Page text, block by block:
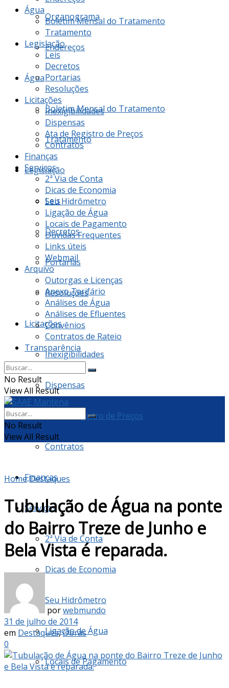
Organograma
Endereços
Água
Boletim Mensal do Tratamento
Tratamento
Legislação
Leis
Decretos
Portarias
Resoluções
Licitações
Inexigibilidades
Dispensas
Ata de Registro de Preços
Contratos
Finanças
Serviços
2ª Via de Conta
Dicas de Economia
Seu Hidrômetro
Ligação de Água
Locais de Pagamento
Água
Boletim Mensal do Tratamento
Tratamento
Legislação
Leis
Decretos
Portarias
Resoluções
Licitações
Inexigibilidades
Dispensas
Ata de Registro de Preços
Contratos
Finanças
Serviços
2ª Via de Conta
Dicas de Economia
Seu Hidrômetro
Ligação de Água
Locais de Pagamento
Dúvidas Frequentes
Links úteis
Webmail
Arquivo
Outorgas e Licenças
Anexo Tarifário
Análises de Água
Análises de Efluentes
Convênios
Contratos de Rateio
Transparência
No Result
View All Result
No Result
View All Result
HomeDestaques
Tubulação de Água na ponte
do Bairro Treze de Junho e
Bela Vista é reparada.
porwebmundo
31 de julho de 2014
em Destaques,Obras
0